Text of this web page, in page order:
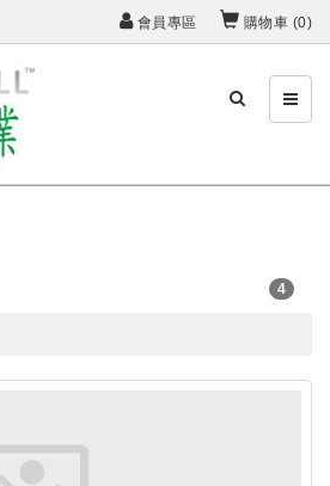
會員專區 購物車 (0)
4